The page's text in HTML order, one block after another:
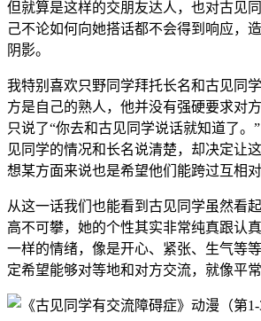
但就算是这样的交朋友达人，也对古见
己不论如何向她搭话都不会得到响应，
阴影。
我特别喜欢只野同学拜托长名和古见同
方是自己的熟人，他并没有强硬要求对
只说了“你去和古见同学说话就知道了。
见同学的情况和长名说清楚，却决定让
想某方面来说也是希望他们能跨过互相
从这一话我们也能看到古见同学虽然看
高不可攀，她的个性其实非常纯真跟认
一样的情绪，像是开心、紧张、生气等
定希望能够对等地和对方交流，就像平常